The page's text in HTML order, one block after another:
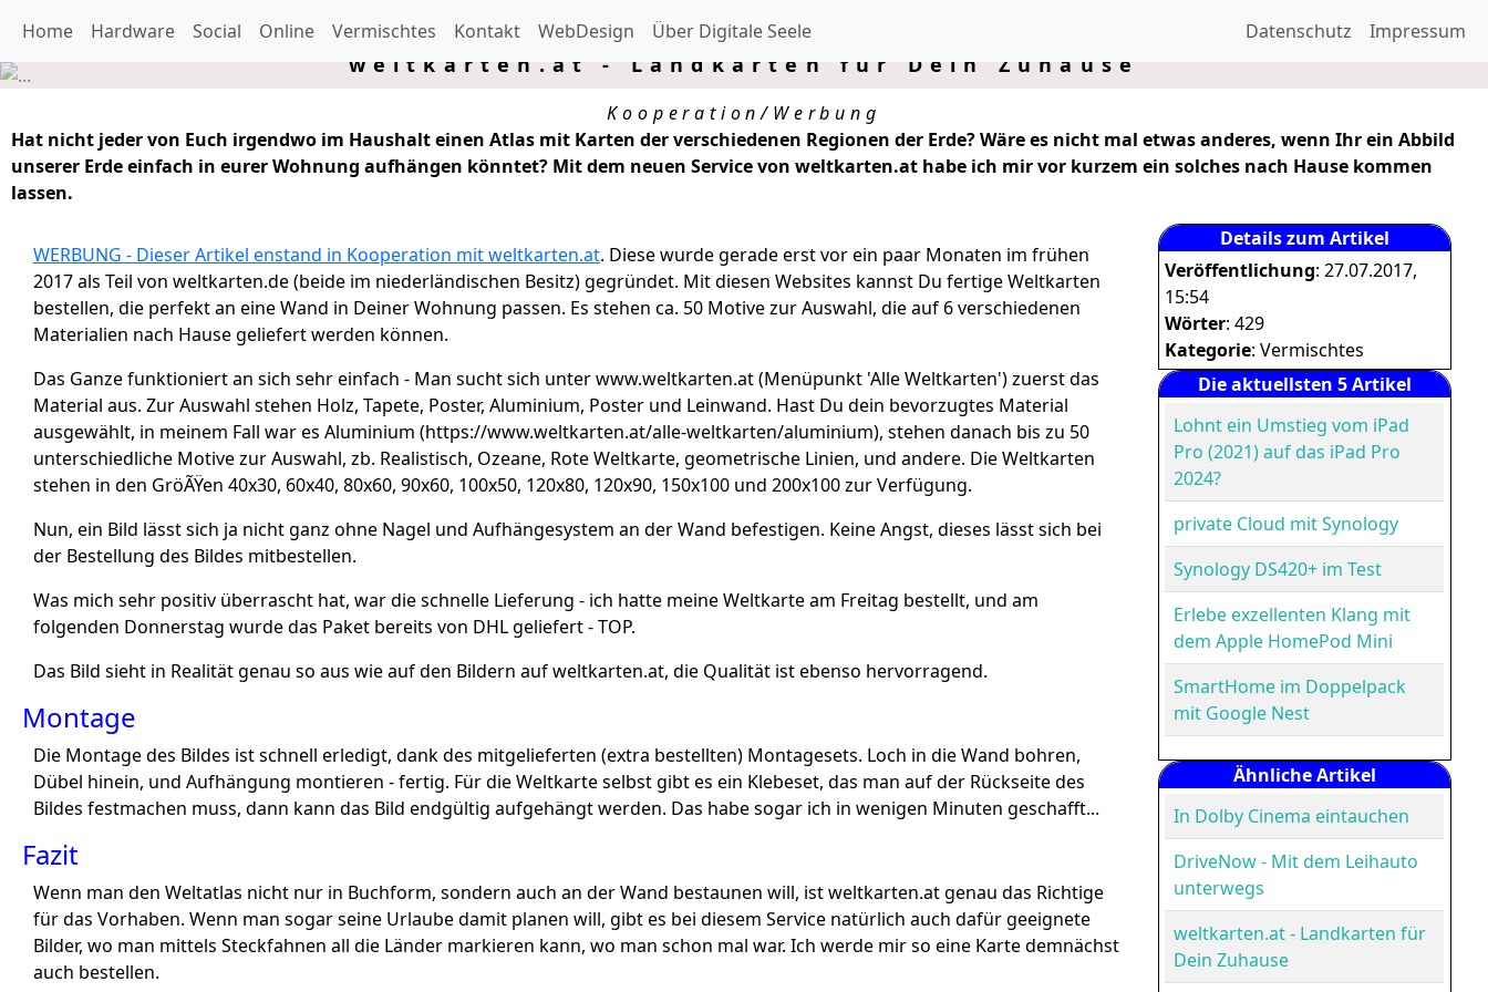
Home Hardware Social Online Vermischtes Kontakt WebDesign Über Digitale Seele Datenschutz Impressum
weltkarten.at - Landkarten für Dein Zuhause
Kooperation/Werbung
Hat nicht jeder von Euch irgendwo im Haushalt einen Atlas mit Karten der verschiedenen Regionen der Erde? Wäre es nicht mal etwas anderes, wenn Ihr ein Abbild
unserer Erde einfach in eurer Wohnung aufhängen könntet? Mit dem neuen Service von weltkarten.at habe ich mir vor kurzem ein solches nach Hause kommen
lassen.
WERBUNG - Dieser Artikel enstand in Kooperation mitweltkarten.at. Diese wurde gerade erst vor ein paar Monaten im frühen
2017 als Teil von weltkarten.de (beide im niederländischen Besitz) gegründet. Mit diesen Websites kannst Du fertige Weltkarten
bestellen, die perfekt an eine Wand in Deiner Wohnung passen. Es stehen ca. 50 Motive zur Auswahl, die auf 6 verschiedenen
Materialien nach Hause geliefert werden können.
Das Ganze funktioniert an sich sehr einfach - Man sucht sich unter www.weltkarten.at (Menüpunkt 'Alle Weltkarten') zuerst das
Material aus. Zur Auswahl stehen Holz, Tapete, Poster, Aluminium, Poster und Leinwand. Hast Du dein bevorzugtes Material
ausgewählt, in meinem Fall war es Aluminium (https://www.weltkarten.at/alle-weltkarten/aluminium), stehen danach bis zu 50
unterschiedliche Motive zur Auswahl, zb. Realistisch, Ozeane, Rote Weltkarte, geometrische Linien, und andere. Die Weltkarten
stehen in den GröÃŸen 40x30, 60x40, 80x60, 90x60, 100x50, 120x80, 120x90, 150x100 und 200x100 zur Verfügung.
Nun, ein Bild lässt sich ja nicht ganz ohne Nagel und Aufhängesystem an der Wand befestigen. Keine Angst, dieses lässt sich bei
der Bestellung des Bildes mitbestellen.
Was mich sehr positiv überrascht hat, war die schnelle Lieferung - ich hatte meine Weltkarte am Freitag bestellt, und am
folgenden Donnerstag wurde das Paket bereits von DHL geliefert - TOP.
Das Bild sieht in Realität genau so aus wie auf den Bildern auf weltkarten.at, die Qualität ist ebenso hervorragend.
Montage
Die Montage des Bildes ist schnell erledigt, dank des mitgelieferten (extra bestellten) Montagesets. Loch in die Wand bohren,
Dübel hinein, und Aufhängung montieren - fertig. Für die Weltkarte selbst gibt es ein Klebeset, das man auf der Rückseite des
Bildes festmachen muss, dann kann das Bild endgültig aufgehängt werden. Das habe sogar ich in wenigen Minuten geschafft...
Fazit
Wenn man den Weltatlas nicht nur in Buchform, sondern auch an der Wand bestaunen will, ist weltkarten.at genau das Richtige
für das Vorhaben. Wenn man sogar seine Urlaube damit planen will, gibt es bei diesem Service natürlich auch dafür geeignete
Bilder, wo man mittels Steckfahnen all die Länder markieren kann, wo man schon mal war. Ich werde mir so eine Karte demnächst
auch bestellen.
Details zum Artikel
Veröffentlichung: 27.07.2017,
15:54
Wörter: 429
Kategorie: Vermischtes
Die aktuellsten 5 Artikel
Lohnt ein Umstieg vom iPad
Pro (2021) auf das iPad Pro
2024?
private Cloud mit Synology
Synology DS420+ im Test
Erlebe exzellenten Klang mit
dem Apple HomePod Mini
SmartHome im Doppelpack
mit Google Nest
Ähnliche Artikel
In Dolby Cinema eintauchen
DriveNow - Mit dem Leihauto
unterwegs
weltkarten.at - Landkarten für
Dein Zuhause